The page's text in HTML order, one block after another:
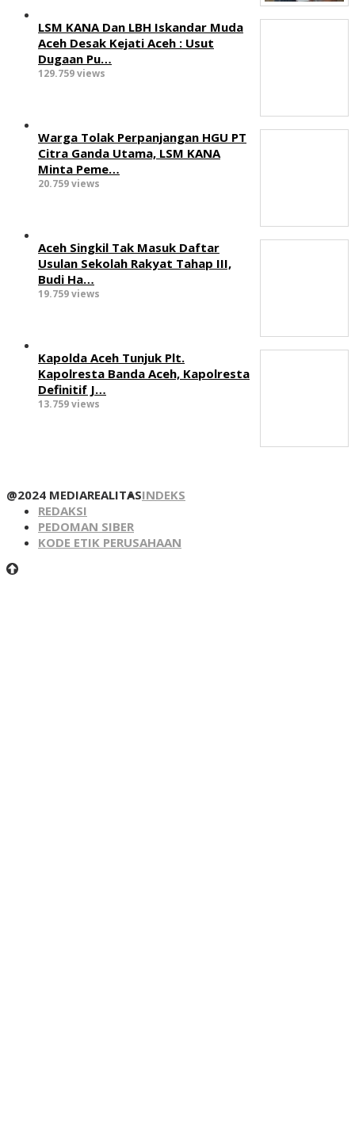
LSM KANA Dan LBH Iskandar Muda
Aceh Desak Kejati Aceh : Usut
Dugaan Pu…
129.759 views
Warga Tolak Perpanjangan HGU PT
Citra Ganda Utama, LSM KANA
Minta Peme…
20.759 views
Aceh Singkil Tak Masuk Daftar
Usulan Sekolah Rakyat Tahap III,
Budi Ha…
19.759 views
Kapolda Aceh Tunjuk Plt.
Kapolresta Banda Aceh, Kapolresta
Definitif J…
13.759 views
@2024 MEDIAREALITASINDEKS
REDAKSI
PEDOMAN SIBER
KODE ETIK PERUSAHAAN